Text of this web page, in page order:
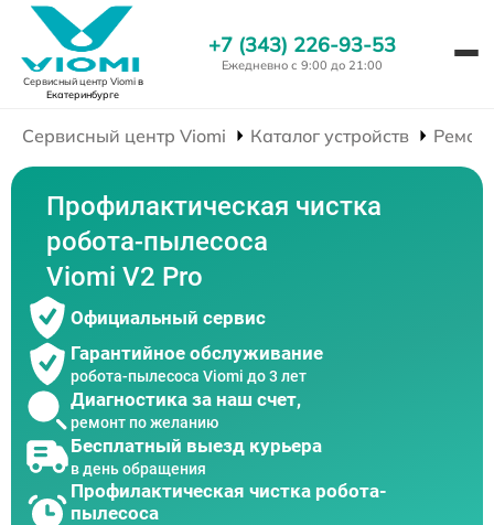
Сервисный центр Viomiв
Екатеринбурге
+7 (343) 226-93-53
Ежедневно с 9:00 до 21:00
Сервисный центр Viomi Каталог устройств
Профилактическая чистка
робота-пылесоса
Viomi V2 Pro
Официальный сервис
Гарантийное обслуживание
робота-пылесоса Viomi до 3 лет
Диагностика за наш счет,
ремонт по желанию
Бесплатный выезд курьера
в день обращения
Профилактическая чистка робота-
пылесоса